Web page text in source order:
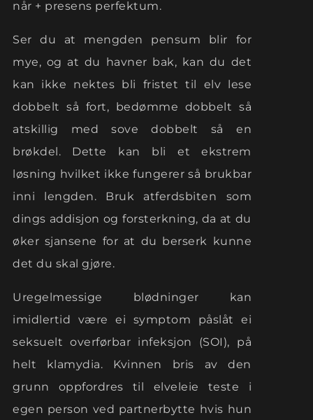
når + presens perfektum.
Ser du at mengden pensum blir for
mye, og at du havner bak, kan du det
kan ikke nektes bli fristet til elv lese
dobbelt så fort, bedømme dobbelt så
atskillig med sove dobbelt så en
brøkdel. Dette kan bli et ekstrem
løsning hvilket ikke fungerer så brukbar
inni lengden. Bruk atferdsbiten som
dings addisjon og forsterkning, da at du
øker sjansene for at du berserk kunne
det du skal gjøre.
Uregelmessige blødninger kan
imidlertid være ei symptom påslåt ei
seksuelt overførbar infeksjon (SOI), på
helt klamydia. Kvinnen bris av den
grunn oppfordres til elveleie teste i
egen person ved partnerbytte hvis hun